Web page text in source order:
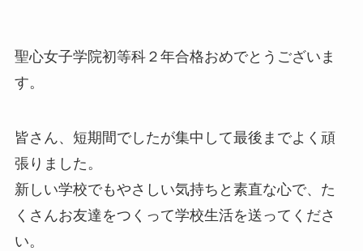
聖心女子学院初等科２年合格おめでとうございま
す。
皆さん、短期間でしたが集中して最後までよく頑
張りました。
新しい学校でもやさしい気持ちと素直な心で、た
くさんお友達をつくって学校生活を送ってくださ
い。